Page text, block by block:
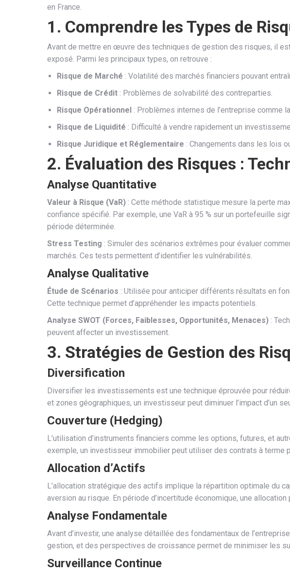
en France.
1. Comprendre les Types de
Avant de mettre en œuvre des techniques de gestion des risques, il
exposé. Parmi les principaux types, on retrouve :
Risque de Marché : Volatilité des marchés financiers pouvant
Risque de Crédit : Problèmes de solvabilité des contreparties.
Risque Opérationnel : Problèmes internes de l’entreprise comme
Risque de Liquidité : Difficulté à vendre rapidement un
Risque Juridique et Réglementaire : Changements dans les lois
2. Évaluation des Risques :
Analyse Quantitative
Valeur à Risque (VaR) : Cette méthode statistique mesure la perte
confiance spécifié. Par exemple, une VaR à 95 % sur un portefeuille
période déterminée.
Stress Testing : Simuler des scénarios extrêmes pour évaluer
marchés. Ces tests permettent d’identifier les vulnérabilités.
Analyse Qualitative
Étude de Scénarios : Utilisée pour anticiper différents résultats en
Cette technique permet d’appréhender les impacts potentiels.
Analyse SWOT (Forces, Faiblesses, Opportunités, Menaces) :
peuvent affecter un investissement.
3. Stratégies de Gestion des
Diversification
Diversifier les investissements est une technique éprouvée pour
et zones géographiques, un investisseur peut diminuer l’impact d’un
Couverture (Hedging)
L’utilisation d’instruments financiers comme les options, futures, et
exemple, un investisseur immobilier peut utiliser des contrats à terme
Allocation d’Actifs
L’allocation stratégique des actifs implique la répartition optimale du
aversion au risque. En période d’incertitude économique, une
Analyse Fondamentale
Avant d’investir, une analyse détaillée des fondamentaux de
gestion, et des perspectives de croissance permet de minimiser les
Surveillance Continue